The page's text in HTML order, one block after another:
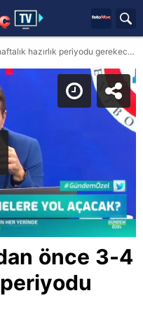
'Ligler başlamadan önce 3-4 haftalık hazırlık periyodu gerekecek'
önce 3-4
periyodu